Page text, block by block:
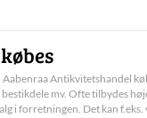
Antikvitetshandel
mv. Ofte tilbydes
i forretningen. Det kan